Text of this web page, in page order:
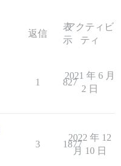
返信
表
示
アクティビ
ティ
1 827
2021 年 6 月
2 日
3 1877
2022 年 12
月 10 日